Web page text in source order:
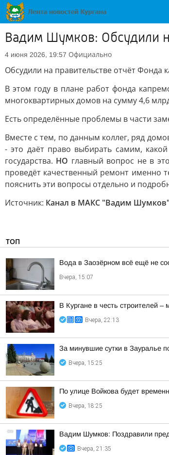
Вадим Шумков: Обсудили
4 июня 2026, 19:57 Официально
Обсудили на правительстве отчёт Фонда
В этом году в плане работ фонда
многоквартирных домов на сумму 4,6
Есть определённые проблемы в части
Вместе с тем, по данным коллег, ряд
- это даёт право выбирать самим,
государства. НО главный вопрос не в
проведёт качественный ремонт именно
пояснить эти вопросы отдельно и
Источник: Канал в МАКС "Вадим Шумков"
ТОП
Вода в Заозёрном всё ещё не
Вчера, 15:07
В Кургане в честь строителей
Вчера, 22:13
За минувшие сутки в Зауралье
Вчера, 15:25
По улице Войкова будет
Вчера, 18:25
Вадим Шумков: Поздравили
Вчера, 21:35